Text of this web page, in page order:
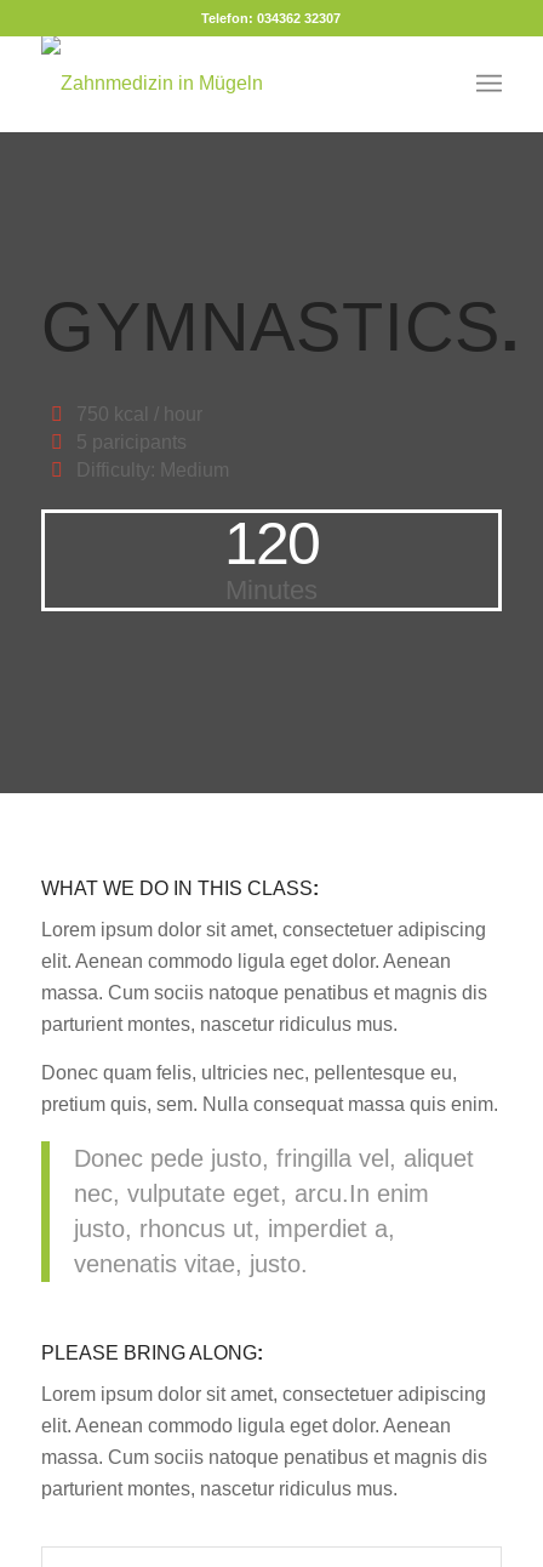
Telefon: 034362 32307
GYMNASTICS.
750 kcal / hour
5 paricipants
Difficulty: Medium
120
Minutes
WHAT WE DO IN THIS CLASS:
Lorem ipsum dolor sit amet, consectetuer adipiscing
elit. Aenean commodo ligula eget dolor. Aenean
massa. Cum sociis natoque penatibus et magnis dis
parturient montes, nascetur ridiculus mus.
Donec quam felis, ultricies nec, pellentesque eu,
pretium quis, sem. Nulla consequat massa quis enim.
Donec pede justo, fringilla vel, aliquet
nec, vulputate eget, arcu.In enim
justo, rhoncus ut, imperdiet a,
venenatis vitae, justo.
PLEASE BRING ALONG:
Lorem ipsum dolor sit amet, consectetuer adipiscing
elit. Aenean commodo ligula eget dolor. Aenean
massa. Cum sociis natoque penatibus et magnis dis
parturient montes, nascetur ridiculus mus.